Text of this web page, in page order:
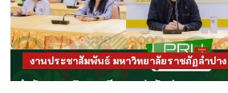
งานประชาสัมพันธ์ มหาวิทยาลัยราชภัฏลำปาง